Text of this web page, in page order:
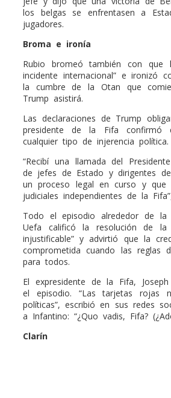
los belgas se enfrentasen a
jugadores.
Broma e ironía
Rubio bromeó también con que
incidente internacional” e ironizó
la cumbre de la Otan que
Trump asistirá.
Las declaraciones de Trump
presidente de la Fifa confirmó
cualquier tipo de injerencia política.
“Recibí una llamada del
de jefes de Estado y dirigentes
un proceso legal en curso y
judiciales independientes de la
Todo el episodio alrededor de
Uefa calificó la resolución de la
injustificable” y advirtió que la
comprometida cuando las reglas
para todos.
El expresidente de la Fifa,
el episodio. “Las tarjetas rojas
políticas”, escribió en sus redes
a Infantino: “¿Quo vadis, Fifa?
Clarín